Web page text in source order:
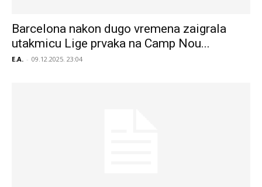
Barcelona nakon dugo vremena zaigrala
utakmicu Lige prvaka na Camp Nou...
E.A. - 09.12.2025. 23:04